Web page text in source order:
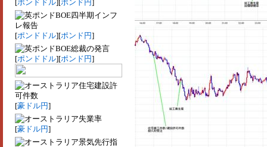
[ポンドドル][ポンド円]
BOE四半期インフ
レ報告
[ポンドドル][ポンド円]
BOE総裁の発言
[ポンドドル][ポンド円]
住宅建設許
可件数
[豪ドル円]
失業率
[豪ドル円]
景気先行指